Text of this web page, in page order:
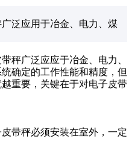
泛应用于冶金、电力、煤
秤广泛应应于冶金、电力、
确定的工作性能和精度，但
重要，关键在于对电子皮带
带秤必须安装在室外，一定